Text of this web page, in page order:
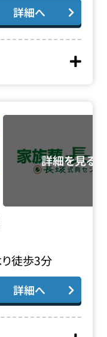
詳細へ
り徒歩3分
詳細へ